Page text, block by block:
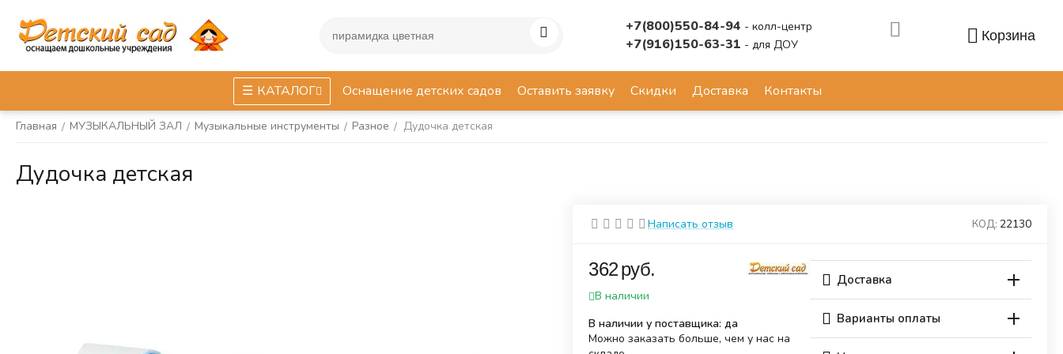
+7(800)550-84-94 - колл-центр
+7(916)150-63-31 - для ДОУ
Корзина
КАТАЛОГ Оснащение детских садов Оставить заявку Скидки Доставка Контакты
Главная / МУЗЫКАЛЬНЫЙ ЗАЛ / Музыкальные инструменты / Разное / Дудочка детская
Дудочка детская
Написать отзыв КОД: 22130
‍362‍руб.
В наличии
В наличии у поставщика: да
Можно заказать больше, чем у нас на
Доставка
Варианты оплаты